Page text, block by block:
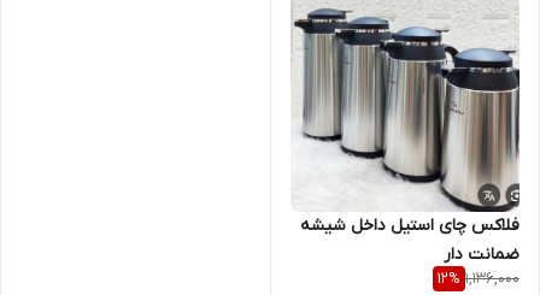
فلاکس چای استیل داخل شیشه
ضمانت دار
1,136,000
12%